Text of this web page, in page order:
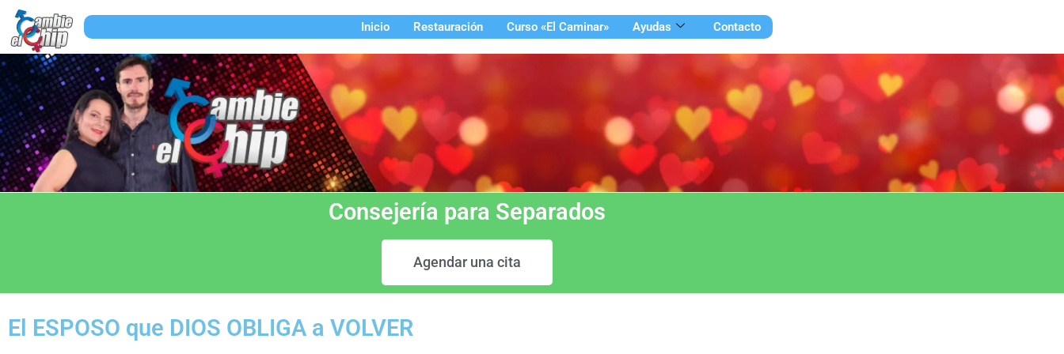
Inicio Restauración Curso «El Caminar» Ayudas Contacto
Consejería para Separados
Agendar una cita
El ESPOSO que DIOS OBLIGA a VOLVER